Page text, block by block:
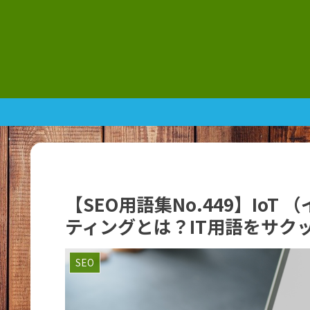
【SEO用語集No.449】IoT
ティングとは？IT用語をサク
SEO